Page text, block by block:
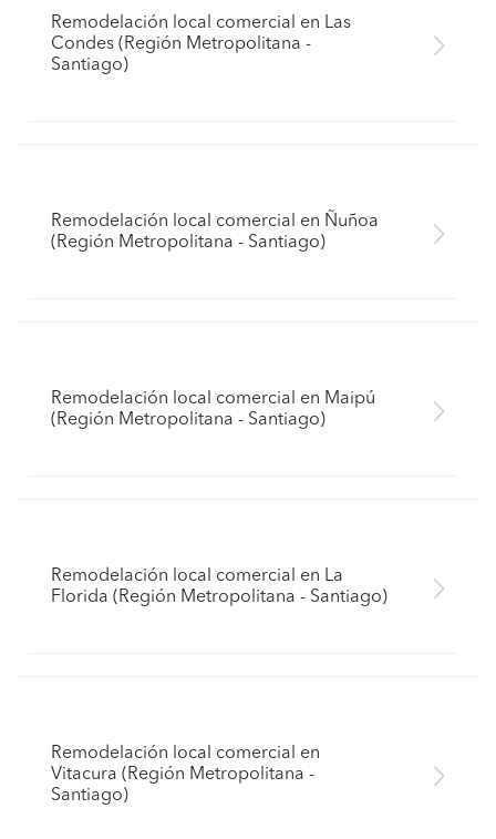
Remodelación local comercial en Las
Condes (Región Metropolitana -
Santiago)
Remodelación local comercial en Ñuñoa
(Región Metropolitana - Santiago)
Remodelación local comercial en Maipú
(Región Metropolitana - Santiago)
Remodelación local comercial en La
Florida (Región Metropolitana - Santiago)
Remodelación local comercial en
Vitacura (Región Metropolitana -
Santiago)